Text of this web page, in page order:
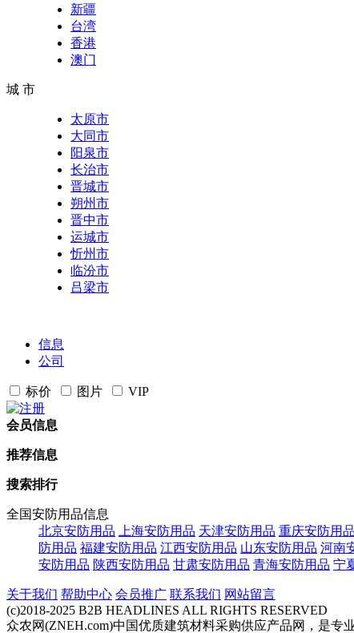
新疆
台湾
香港
澳门
城 市
太原市
大同市
阳泉市
长治市
晋城市
朔州市
晋中市
运城市
忻州市
临汾市
吕梁市
信息
公司
标价 图片 VIP
会员信息
推荐信息
搜索排行
全国安防用品信息
北京安防用品
上海安防用品 天津安防用品 重庆安防用品
防用品 福建安防用品 江西安防用品 山东安防用品 河南
安防用品 陕西安防用品 甘肃安防用品 青海安防用品 宁
关于我们 帮助中心 会员推广 联系我们 网站留言
(c)2018-2025 B2B HEADLINES ALL RIGHTS RESERVED
众农网(ZNEH.com)中国优质建筑材料采购供应产品网，是专